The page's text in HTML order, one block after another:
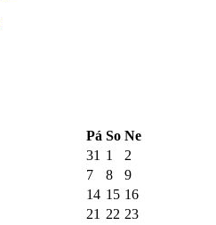
Pá So Ne
31 1
2
7 8
9
14 15 16
21 22 23